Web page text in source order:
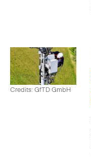
Credits: GfTD GmbH